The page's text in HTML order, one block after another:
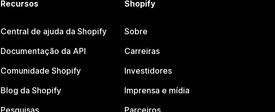
Recursos
Central de ajuda da Shopify
Documentação da API
Comunidade Shopify
Blog da Shopify
Shopify
Sobre
Carreiras
Investidores
Imprensa e mídia